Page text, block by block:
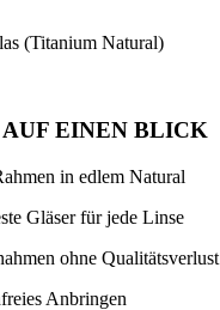
(Titanium Natural)
EINEN BLICK
in edlem Natural
Gläser für jede Linse
ohne Qualitätsverlust
Anbringen